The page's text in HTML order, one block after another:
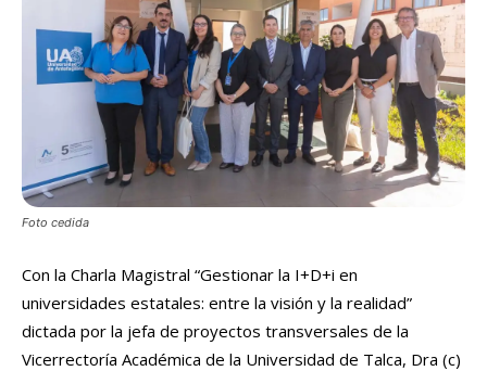
Foto cedida
Con la Charla Magistral “Gestionar la I+D+i en
universidades estatales: entre la visión y la realidad”
dictada por la jefa de proyectos transversales de la
Vicerrectoría Académica de la Universidad de Talca, Dra (c)